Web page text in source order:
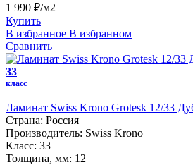
1 990 ₽/м2
Купить
В избранное В избранном
Сравнить
33
класс
Ламинат Swiss Krono Grotesk 12/33
Страна: Россия
Производитель: Swiss Krono
Класс: 33
Толщина, мм: 12